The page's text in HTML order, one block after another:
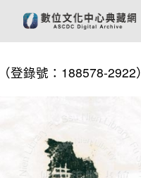
登錄號：188578-2922）